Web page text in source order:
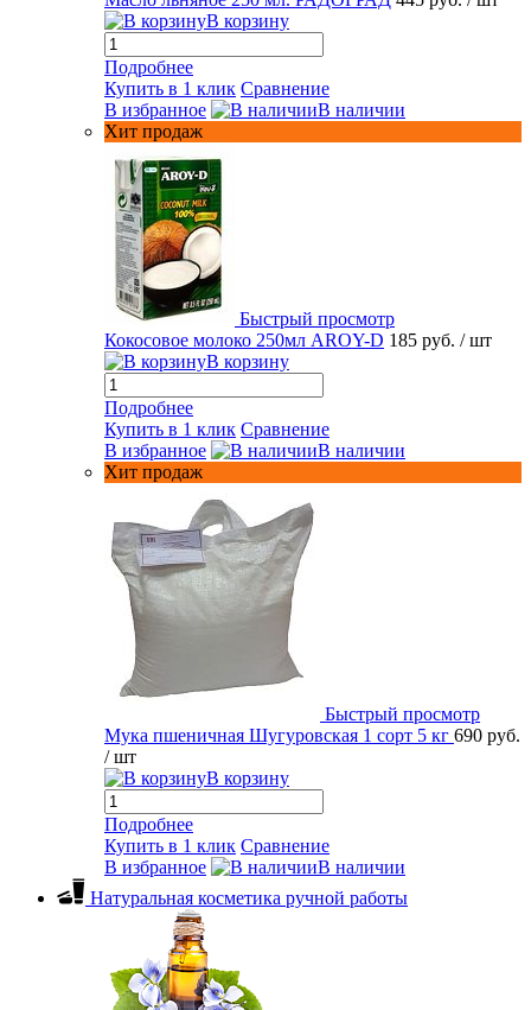
В корзину
Подробнее
Купить в 1 клик Сравнение
В избранное
В наличии
Хит продаж
Быстрый просмотр
Кокосовое молоко 250мл AROY-D 185 руб. / шт
В корзину
Подробнее
Купить в 1 клик Сравнение
В избранное
В наличии
Хит продаж
Быстрый просмотр
Мука пшеничная Шугуровская 1 сорт 5 кг 690 руб.
/ шт
В корзину
Подробнее
Купить в 1 клик Сравнение
В избранное
В наличии
Натуральная косметика ручной работы